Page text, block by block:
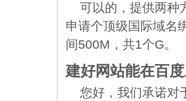
可以的，提供两种
申请个顶级国际域名
间500M，共1个G。
建好网站能在百
您好，我们承诺对